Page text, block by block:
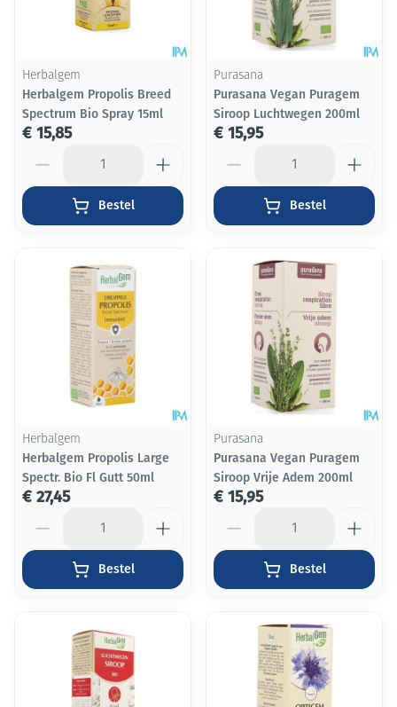
Herbalgem
Herbalgem Propolis Breed
Spectrum Bio Spray 15ml
€ 15,85
Bestel
Purasana
Purasana Vegan Puragem
Siroop Luchtwegen 200ml
€ 15,95
Bestel
Herbalgem
Herbalgem Propolis Large
Spectr. Bio Fl Gutt 50ml
€ 27,45
Bestel
Purasana
Purasana Vegan Puragem
Siroop Vrije Adem 200ml
€ 15,95
Bestel